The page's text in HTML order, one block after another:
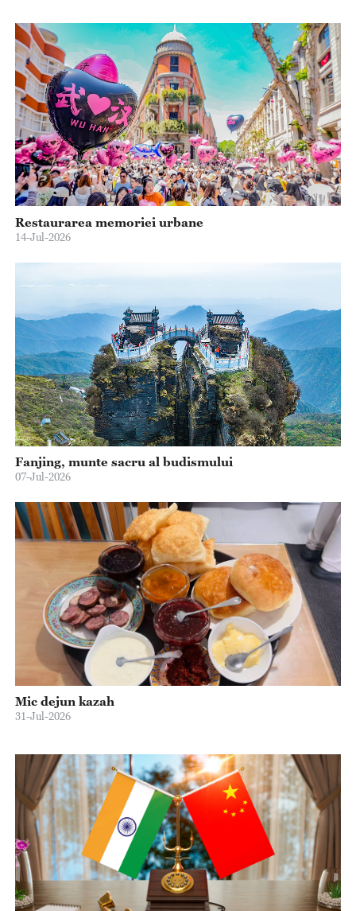
Restaurarea memoriei urbane
14-Jul-2026
Fanjing, munte sacru al budismului
07-Jul-2026
Mic dejun kazah
31-Jul-2026